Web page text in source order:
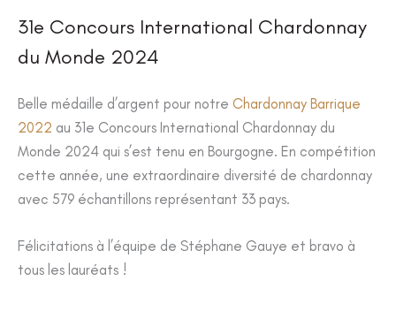
31e Concours International Chardonnay
du Monde 2024
Belle médaille d’argent pour notre Chardonnay Barrique
2022 au 31e Concours International Chardonnay du
Monde 2024 qui s’est tenu en Bourgogne. En compétition
cette année, une extraordinaire diversité de chardonnay
avec 579 échantillons représentant 33 pays.
Félicitations à l’équipe de Stéphane Gauye et bravo à
tous les lauréats !